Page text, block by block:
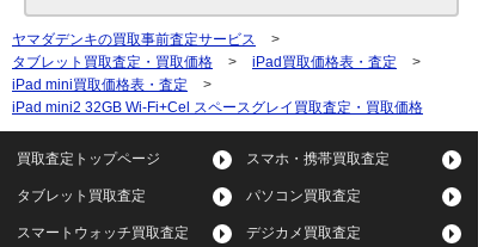
ヤマダデンキの買取事前査定サービス
>
タブレット買取査定・買取価格
> iPad買取価格表・査定
>
iPad mini買取価格表・査定
>
iPad mini2 32GB Wi-Fi+Cel スペースグレイ買取査定・買取価格
買取査定トップページ スマホ・携帯買取査定
タブレット買取査定 パソコン買取査定
スマートウォッチ買取査定 デジカメ買取査定